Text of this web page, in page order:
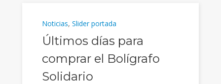
Noticias, Slider portada
Últimos días para
comprar el Bolígrafo
Solidario